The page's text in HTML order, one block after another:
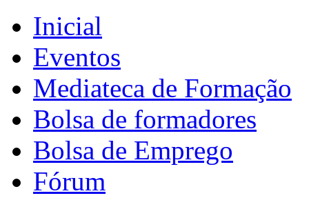
Inicial
Eventos
Mediateca de Formação
Bolsa de formadores
Bolsa de Emprego
Fórum